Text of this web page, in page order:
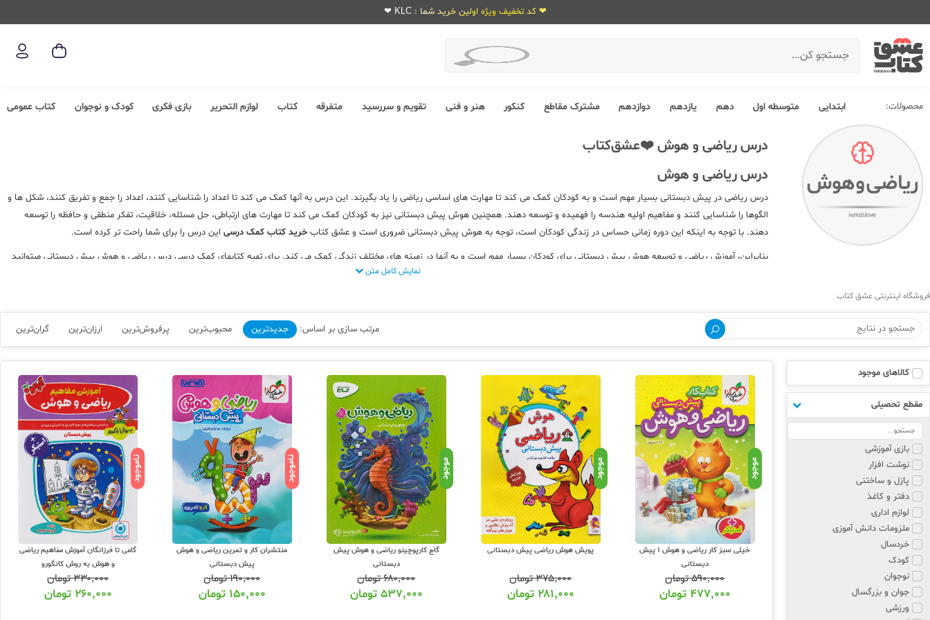
❤ کد تخفیف ویژه اولین خرید شما : KLC ❤
محصولات: ابتدایی متوسطه اول دهم یازدهم دوازدهم مشترک مقاطع کنکور هنر و فنی تقویم و سررسید متفرقه کتاب لوازم التحریر بازی فکری کودک و نوجوان کتاب عمومی
درس ریاضی و هوش ❤️عشق‌کتاب
درس ریاضی و هوش
درس ریاضی در پیش دبستانی بسیار مهم است و به کودکان کمک می کند تا مهارت های اساسی ریاضی را یاد بگیرند. این درس به آنها کمک می کند تا اعداد را شناسایی کنند، اعداد را جمع و تفریق کنند، شکل ها و
الگوها را شناسایی کنند و مفاهیم اولیه هندسه را فهمیده و توسعه دهند. همچنین هوش پیش دبستانی نیز به کودکان کمک می کند تا مهارت های ارتباطی، حل مسئله، خلاقیت، تفکر منطقی و حافظه را توسعه
دهند. با توجه به اینکه این دوره زمانی حساس در زندگی کودکان است، توجه به هوش پیش دبستانی ضروری است و عشق کتاب خرید کتاب کمک درسی این درس را برای شما راحت تر کرده است.
بنابراین، آموزش ریاضی و توسعه هوش پیش دبستانی برای کودکان بسیار مهم است و به آنها در زمینه های مختلف زندگی کمک می کند. برای تهیه کتابهای کمک درسی درس ریاضی و هوش پیش دبستانی میتوانید
در سایت عشق کتاب از همین صفحه به عناوین متعدد منتشر شده از این درس دسترسی داشته باشید. البته در نظر داشته باشید
خرید کتاب ریاضی و هوش پیش دبستان :
برای خرید کتاب های کمک درسی ریاضی و هوشپیش دبستانیمیتوانید از چت آنلاین سایت یا مشاوران تلفنیعشق کتاب
با شماره 02166484008 مشاوره بگیرید و با توجه به نیاز درسی خود و پتانسیل اطلاعاتی
خود بهترین منبع کمک درسی را از بین هزاران کتاب موجود در سایت عشق کتاب انتخاب نموده و نسبت به خرید این کتاب با بهترین قیمت و ارسال رایگان اقدام کنید. دقت کنید که برای درس ریاضی کتابهای
متعددی تولید میشود که محتوای متنوعی را بسته به نیاز مخاطب پوشش میدهند. دقت کنید
تمام این کتابهای منتشر شده این درس مناسب شما نیست و انتخاب شما از بین این منابع بستگی به نیاز شما داشته و دارد. بنابراین قبل از هزینه کردن برای خرید کتاب و پرداخت پول، حتما با مشاور یا معلم یا
پشتیبانی سایت عشق کتاب مشورت کنید تا بهترین کتاب برای شما به شما عزیزان معرفی گردد.
کد تخفیف خرید کتاب ریاضی و هوش :
تمامی کتابهای کمک درسی درس ریاضی پیش دبستانی از همه ناشران آموزشی در عشق کتاب همواره شامل تخفیف پایه هستند. عشق کتاب بزرگترین بانک کتاب و بروزترین وب سایت فروش آنلاین کتاب های
انتشارات های کمک درسی با تخفیف ویژه و حداقل 20 درصد تخفیف و ارسال رایگان کتاب به سراسر کشور می باشد. ما بر اساس مناسبت های خاص جشنواره های تخفیف مختلفی از 25 تا 35 درصد تخفیف ویژه
برگزار می نماییم که با پیگیری صفحه اینستاگرام و عضویت در خبرنامه عشق کتاب از آنها مطلع می شوید. عشق کتاب نماینده فروش کلیه ناشران کمک آموزشی از جمله انتشارات خیلی سبز ، مبتکران ، گاج ،
مهروماه ، الگو ، کاگو ، مشاوران و... می باشد. برای خرید کتابهای کمک درسی درس ریاضی و هوش میتوانید از کد تخفیف زیر استفاده کنید :
نمایش کامل متن
فروشگاه اینترنتی عشق کتاب
مرتب سازی بر اساس: جدیدترین محبوب‌ترین پرفروش‌ترین ارزان‌ترین گران‌ترین
کالاهای موجود
مقطع تحصیلی
بازی آموزشی
نوشت افزار
پازل و ساختنی
دفتر و کاغذ
لوازم اداری
ملزومات دانش آموزی
خردسال
کودک
نوجوان
جوان و بزرگسال
ورزشی
موجود
خیلی سبز کار ریاضی و هوش 1 پیش
دبستانی
۵۹۰,۰۰۰تومان
۴۷۷,۰۰۰ تومان
موجود
پویش هوش ریاضی پیش دبستانی
۳۷۵,۰۰۰تومان
۲۸۱,۰۰۰ تومان
موجود
گاج کارپوچینو ریاضی و هوش پیش
دبستانی
۶۸۰,۰۰۰تومان
۵۳۷,۰۰۰ تومان
ناموجود
منتشران کار و تمرین ریاضی و هوش
پیش دبستانی
۱۹۰,۰۰۰تومان
۱۵۰,۰۰۰ تومان
ناموجود
گامی تا فرزانگان آموزش مفاهیم ریاضی
و هوش به روش کانگورو
۳۳۰,۰۰۰تومان
۲۶۰,۰۰۰ تومان